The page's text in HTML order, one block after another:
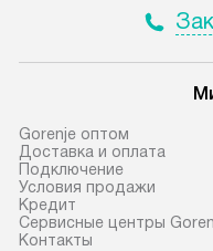
Gorenje оптом
Доставка и оплата
Подключение
Условия продажи
Кредит
Сервисные центры
Контакты